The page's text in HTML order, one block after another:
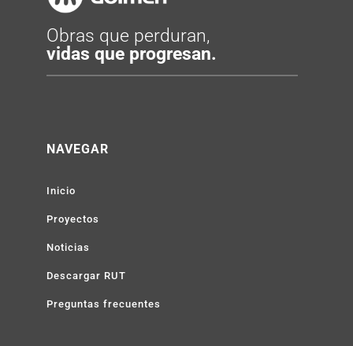
Obras que perduran,
vidas que progresan.
NAVEGAR
Inicio
Proyectos
Noticias
Descargar RUT
Preguntas frecuentes